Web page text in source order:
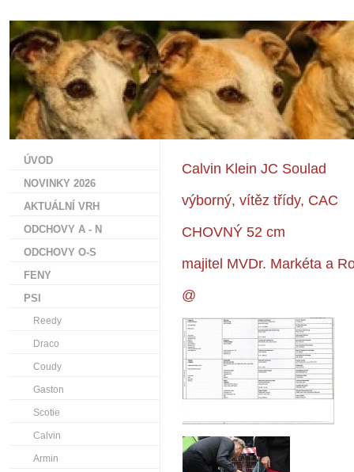
Calvin Klein JC Soulad
výborný, vítěz třídy, CAC
CHOVNÝ 52 cm
majitel MVDr. Markéta a
@
ÚVOD
NOVINKY 2026
AKTUÁLNÍ VRH
ODCHOVY A - N
ODCHOVY O-S
FENY
PSI
Reedy
Draco
Coudy
Gaston
Scotie
Calvin
Armin